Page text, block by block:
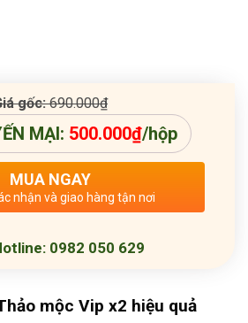
gốc: 690.000₫
MẠI: 500.000₫/hộp
MUA NGAY
nhận và giao hàng tận nơi
0982 050 629
mộc Vip x2 hiệu quả